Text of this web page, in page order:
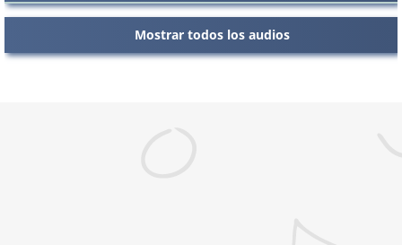
Mostrar todos los audios